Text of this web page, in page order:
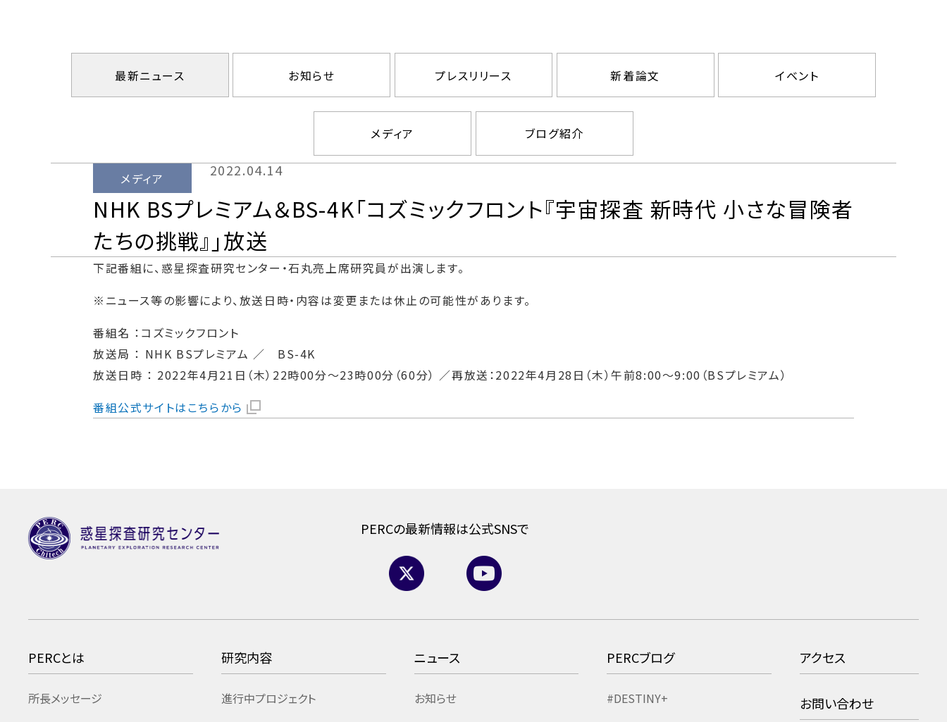
最新ニュース お知らせ プレスリリース 新着論文 イベント
メディア ブログ紹介
メディア 2022.04.14
NHK BSプレミアム＆BS-4K「コズミックフロント『宇宙探査 新時代 小さな冒険者
たちの挑戦』」放送
下記番組に、惑星探査研究センター・石丸亮上席研究員が出演します。
※ニュース等の影響により、放送日時・内容は変更または休止の可能性があります。
番組名 ：コズミックフロント
放送局 ： NHK BSプレミアム ／ BS-4K
放送日時 ： 2022年4月21日（木）22時00分～23時00分（60分） ／再放送：2022年4月28日（木）午前8:00～9:00（BSプレミアム）
番組公式サイトはこちらから
PERCの最新情報は公式SNSで
PERCとは
所長メッセージ
研究内容
進行中プロジェクト
ニュース
お知らせ
PERCブログ
#DESTINY+
アクセス
お問い合わせ